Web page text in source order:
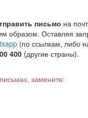
письмо на
Оставляя
(по ссылкам, либо
400 (другие страны).
замените: